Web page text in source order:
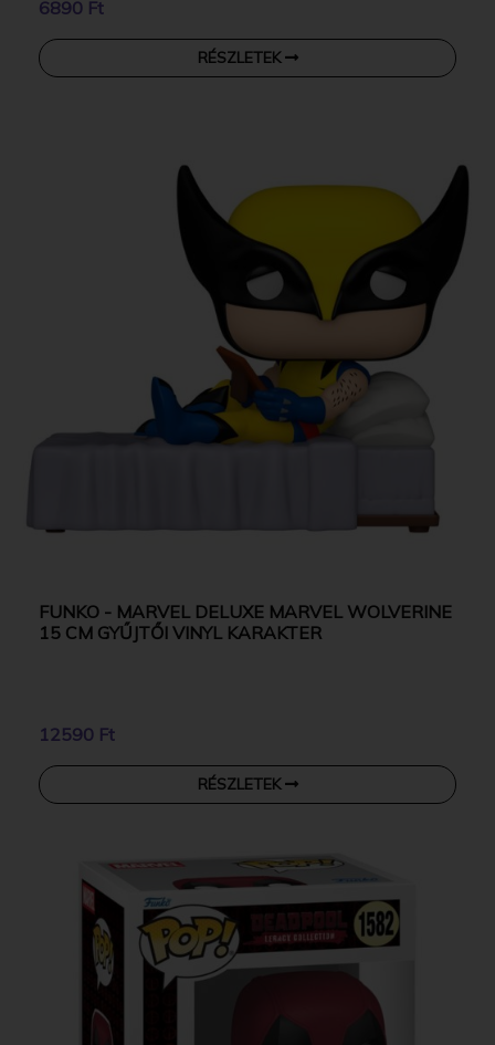
6890 Ft
RÉSZLETEK
FUNKO - MARVEL DELUXE MARVEL WOLVERINE
15 CM GYŰJTŐI VINYL KARAKTER
12590 Ft
RÉSZLETEK